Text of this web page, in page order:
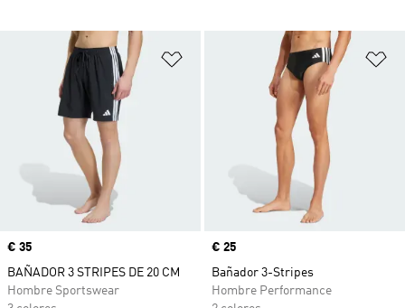
Añadir a la lista de deseos
Precio
€ 35
BAÑADOR 3 STRIPES DE 20 CM
Hombre Sportswear
Precio
€ 25
Bañador 3-Stripes
Hombre Performance